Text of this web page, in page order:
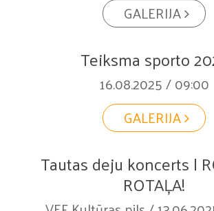
GALERIJA
Teiksma sporto
16.08.2025 / 09:00
GALERIJA
Tautas deju koncerts |
ROTAĻA!